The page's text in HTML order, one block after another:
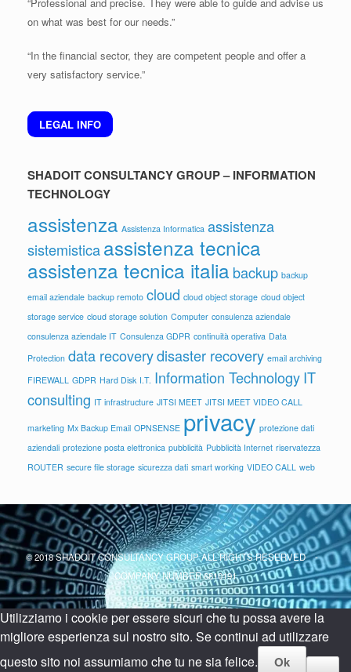
on what was best for our needs.”
“In the financial sector, they are competent people and offer a
very satisfactory service.”
LEGAL INFO
SHADOIT CONSULTANCY GROUP – INFORMATION
TECHNOLOGY
assistenza Assistenza Informatica assistenza
sistemisticaassistenza tecnica
assistenza tecnica italia backup backup
email aziendale backup remoto cloud cloud object storage cloud object
storage service cloud storage solution Computer consulenza aziendale
consulenza aziendale IT Consulenza GDPR continuità operativa Data
Protection data recoverydisaster recovery email archiving
FIREWALL GDPR Hard Disk I.T. Information TechnologyIT
consulting IT infrastructure JITSI MEET JITSI MEET VIDEO CALL
marketing Mx Backup Email OPNSENSE privacy protezione dati
aziendali protezione posta elettronica pubblicità Pubblicità Internet riservatezza
ROUTER secure file storage sicurezza dati smart working VIDEO CALL web
© 2018 SHADOIT CONSULTANCY GROUP ALL RIGHTS RESERVED -
COMPANY NUMBER 6810191
Utilizziamo i cookie per essere sicuri che tu possa avere la
migliore esperienza sul nostro sito. Se continui ad utilizzare
questo sito noi assumiamo che tu ne sia felice.
Ok